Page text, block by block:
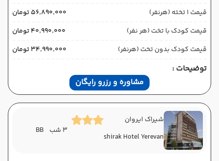
ساعت حرکت : 14:00
02:00
قیمت 1 تخته (هرنفر)
۵۶٬۸۹۰٬۰۰۰ تومان
قیمت کودک با تخت (هر نفر)
۴۰٬۹۹۰٬۰۰۰ تومان
قیمت کودک بدون تخت (هرنفر)
۳۴٬۹۹۰٬۰۰۰ تومان
توضیحات :
مشاوره و رزرو رایگان
شیراک ایروان
shirak Hotel Yerevan
3 شب BB